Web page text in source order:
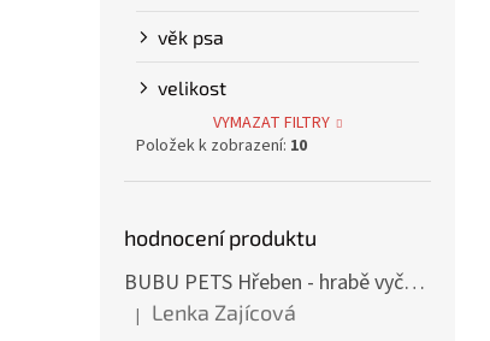
věk psa
velikost
VYMAZAT FILTRY
Položek k zobrazení: 10
hodnocení produktu
BUBU PETS Hřeben - hrabě vyčesávací dvouřadé modré 11x15cm
Hodnocení produktu je 1 z 5 hvězdiček.
| Lenka Zajícová